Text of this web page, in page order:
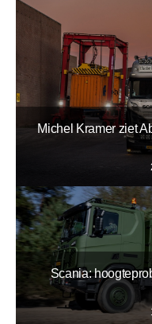
Michel Kramer ziet
Scania: